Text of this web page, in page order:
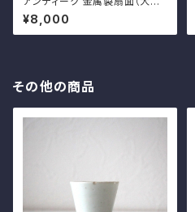
壁掛 ｗ31.5cm Antique Ja
panese Fan Shaped Metal
Hanging Wall Decoration w
¥8,000
その他の商品